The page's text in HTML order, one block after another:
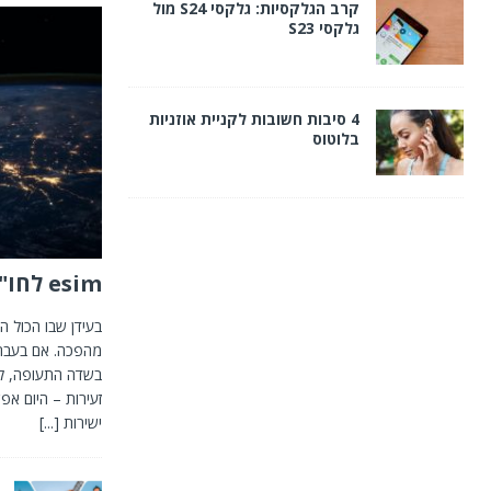
esim לחו"ל – כל היתרונות
מהפכה. אם בעבר
בשדה התעופה,
זעירות – היום
ישירות